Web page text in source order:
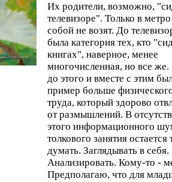
Их родители, возможно,
телевизоре". Только в
собой не возят. До
была категория тех, кто
книгах", наверное, менее
многочисленная, но все
до этого и вместе с этим
пример больше
труда, который здорово
от размышлений. В
этого информационного
толкового занятия остается
думать. Заглядывать в себя.
Анализировать. Кому-то -
Предполагаю, что для